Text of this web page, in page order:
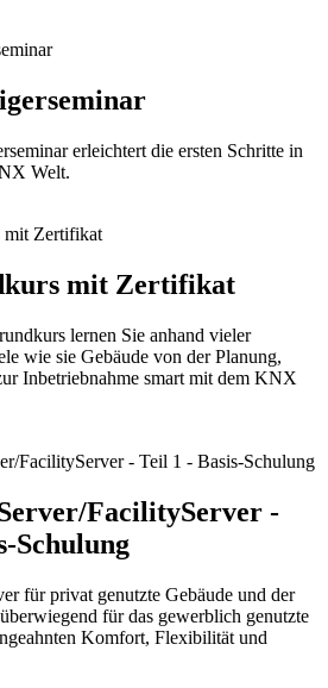
erleichtert die ersten Schritte in
Welt.
mit Zertifikat
lernen Sie anhand vieler
wie sie Gebäude von der Planung,
Inbetriebnahme smart mit dem KNX
FacilityServer -
Schulung
für privat genutzte Gebäude und der
für das gewerblich genutzte
Komfort, Flexibilität und